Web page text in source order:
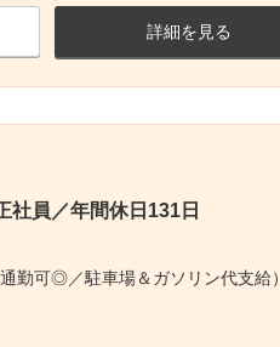
詳細を見る
社員／年間休日131日
勤可◎／駐車場＆ガソリン代支給）